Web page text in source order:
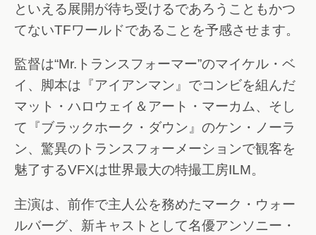
といえる展開が待ち受けるであろうこともかつ
てないTFワールドであることを予感させます。
監督は“Mr.トランスフォーマー”のマイケル・ベ
イ、脚本は『アイアンマン』でコンビを組んだ
マット・ハロウェイ＆アート・マーカム、そし
て『ブラックホーク・ダウン』のケン・ノーラ
ン、驚異のトランスフォーメーションで観客を
魅了するVFXは世界最大の特撮工房ILM。
主演は、前作で主人公を務めたマーク・ウォー
ルバーグ、新キャストとして名優アンソニー・